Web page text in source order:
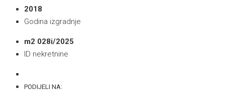
2018
Godina izgradnje
m2 028i/2025
ID nekretnine
PODIJELI NA: